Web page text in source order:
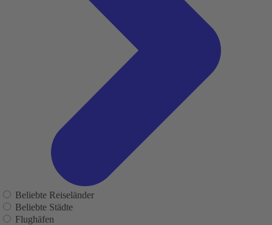
Beliebte Reiseländer
Beliebte Städte
Flughäfen